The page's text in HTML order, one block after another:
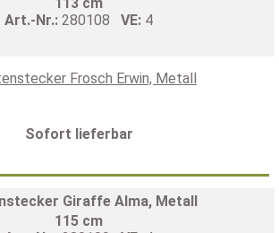
Art.-Nr.: 280108 VE: 4
Sofort lieferbar
Giraffe Alma, Metall
115 cm